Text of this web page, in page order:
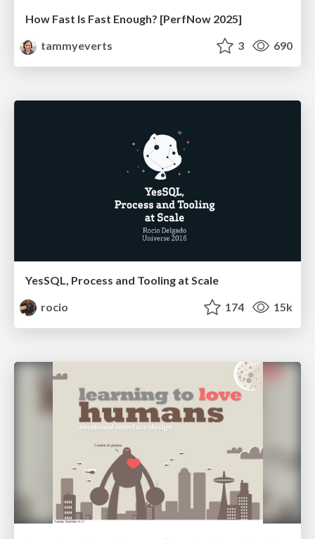
How Fast Is Fast Enough? [PerfNow 2025]
tammyeverts
3 690
YesSQL, Process and Tooling at Scale
rocio
174 15k